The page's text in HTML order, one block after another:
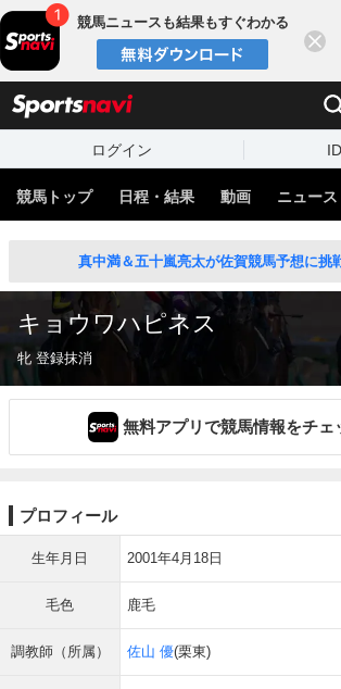
競馬ニュースも結果もすぐわかる
ログイン
競馬トップ 日程・結果 動画 ニュース
真中満＆五十嵐亮太が佐賀競馬予想に挑
キョウワハピネス
牝 登録抹消
無料アプリで競馬情報をチェ
プロフィール
生年月日 2001年4月18日
毛色 鹿毛
調教師（所属） 佐山 優(栗東)